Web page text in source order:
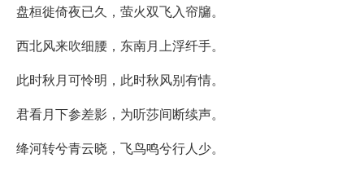
盘桓徙倚夜已久，萤火双飞入帘牖。
西北风来吹细腰，东南月上浮纤手。
此时秋月可怜明，此时秋风别有情。
君看月下参差影，为听莎间断续声。
绛河转兮青云晓，飞鸟鸣兮行人少。